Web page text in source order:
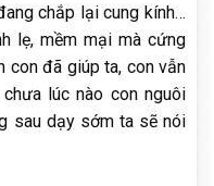
chắp lại cung kính…
lẹ, mềm mại mà cứng
con đã giúp ta, con vẫn
lúc nào con nguôi
sau dạy sớm ta sẽ nói